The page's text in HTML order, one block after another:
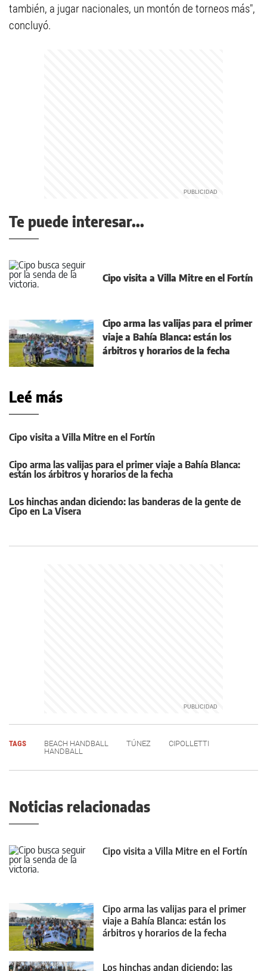
también, a jugar nacionales, un montón de torneos más",
concluyó.
Te puede interesar...
Cipo visita a Villa Mitre en el Fortín
Cipo arma las valijas para el primer
viaje a Bahía Blanca: están los
árbitros y horarios de la fecha
Leé más
Cipo visita a Villa Mitre en el Fortín
Cipo arma las valijas para el primer viaje a Bahía Blanca:
están los árbitros y horarios de la fecha
Los hinchas andan diciendo: las banderas de la gente de
Cipo en La Visera
TAGS BEACH HANDBALL TÚNEZ
CIPOLLETTI
HANDBALL
Noticias relacionadas
Cipo visita a Villa Mitre en el Fortín
Cipo arma las valijas para el primer
viaje a Bahía Blanca: están los
árbitros y horarios de la fecha
Los hinchas andan diciendo: las